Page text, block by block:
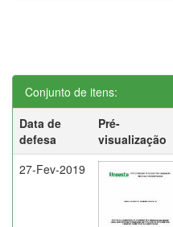
Conjunto de itens:
Data de
defesa
Pré-
visualização
27-Fev-2019